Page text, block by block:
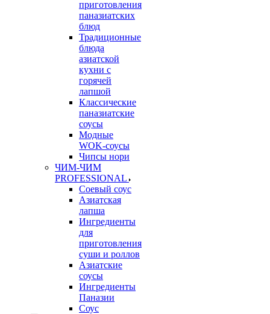
приготовления
паназиатских
блюд
Традиционные
блюда
азиатской
кухни с
горячей
лапшой
Классические
паназиатские
соусы
Модные
WOK-соусы
Чипсы нори
ЧИМ-ЧИМ
PROFESSIONAL
Соевый соус
Азиатская
лапша
Ингредиенты
для
приготовления
суши и роллов
Азиатские
соусы
Ингредиенты
Паназии
Соус